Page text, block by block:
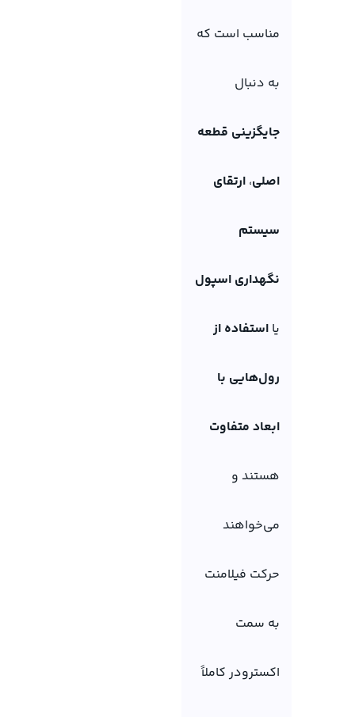
مناسب است که
به دنبال
جایگزینی قطعه
اصلی، ارتقای
سیستم
نگهداری اسپول
یا استفاده از
رول‌هایی با
ابعاد متفاوت
هستند و
می‌خواهند
حرکت فیلامنت
به سمت
اکسترودر کاملاً